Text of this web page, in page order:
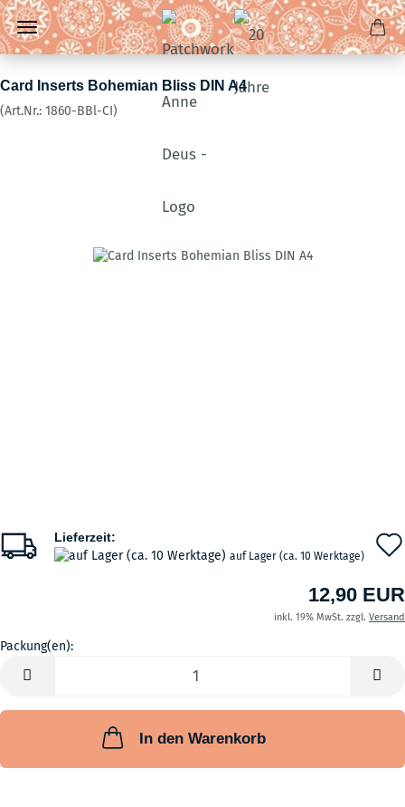
Card Inserts Bohemian Bliss DIN A4
(Art.Nr.: 1860-BBl-CI)
Lieferzeit:
auf Lager (ca. 10 Werktage)
12,90 EUR
inkl. 19% MwSt. zzgl. Versand
Packung(en):
In den Warenkorb